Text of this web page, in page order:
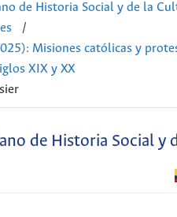
de Historia Social y de la
/
Misiones católicas y
XIX y XX
de Historia Social y